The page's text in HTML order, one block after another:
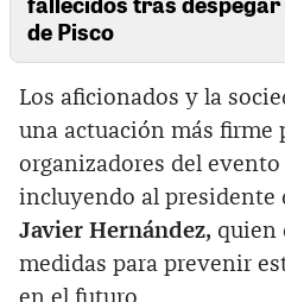
de Pisco
Los aficionados y la
una actuación más firme
organizadores del
incluyendo al presidente
Javier Hernández, quien
medidas para prevenir